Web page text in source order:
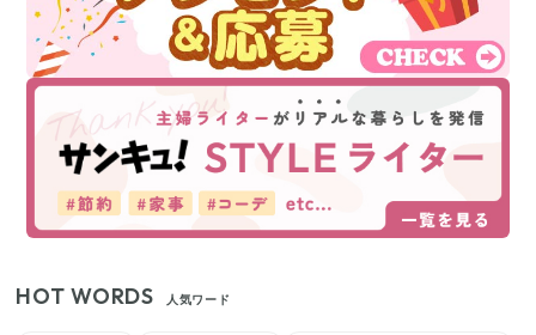
HOT WORDS 人気ワード